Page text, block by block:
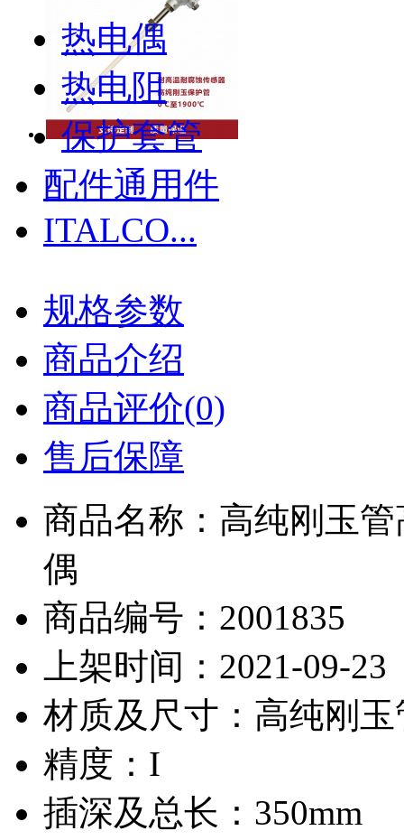
热电偶
热电阻
保护套管
配件通用件
ITALCO...
规格参数
商品介绍
商品评价(0)
售后保障
商品名称：高纯刚玉
偶
商品编号：2001835
上架时间：2021-09-23
材质及尺寸：高纯刚玉
精度：I
插深及总长：350mm